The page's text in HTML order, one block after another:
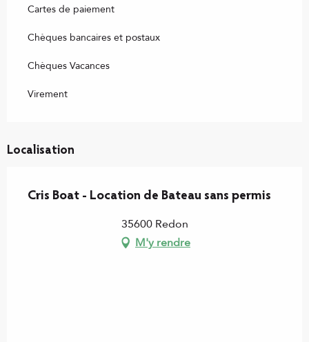
Cartes de paiement
Chèques bancaires et postaux
Chèques Vacances
Virement
Localisation
Cris Boat - Location de Bateau sans permis
35600 Redon
M'y rendre